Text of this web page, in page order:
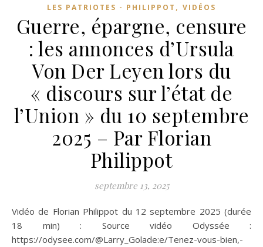
LES PATRIOTES - PHILIPPOT , VIDÉOS
Guerre, épargne, censure
: les annonces d’Ursula
Von Der Leyen lors du
« discours sur l’état de
l’Union » du 10 septembre
2025 – Par Florian
Philippot
septembre 13, 2025
Vidéo de Florian Philippot du 12 septembre 2025 (durée
18 min) : Source vidéo Odyssée :
https://odysee.com/@Larry_Golade:e/Tenez-vous-bien,-